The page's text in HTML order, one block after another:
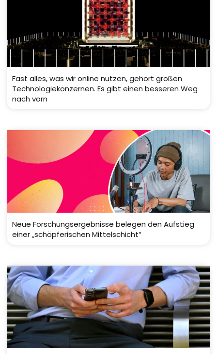
Fast alles, was wir online nutzen, gehört großen
Technologiekonzernen. Es gibt einen besseren Weg
nach vorn
Neue Forschungsergebnisse belegen den Aufstieg
einer „schöpferischen Mittelschicht“